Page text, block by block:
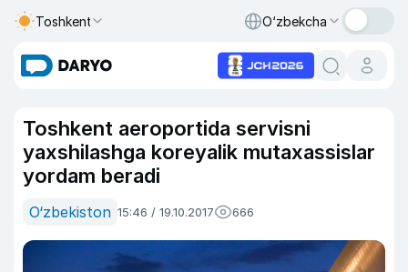
Toshkent O‘zbekcha
Toshkent aeroportida servisni
yaxshilashga koreyalik mutaxassislar
yordam beradi
O‘zbekiston 15:46 / 19.10.2017 666